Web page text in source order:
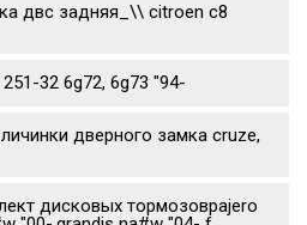
двс задняя_\\ citroen c8
32 6g72, 6g73 "94-
дверного замка cruze,
дисковых тормозовpajero